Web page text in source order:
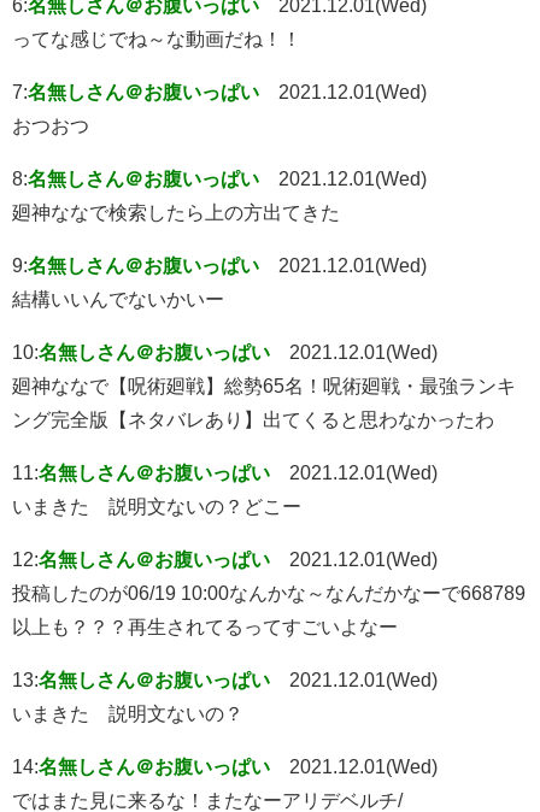
6:名無しさん＠お腹いっぱい
2021.12.01(Wed)
ってな感じでね～な動画だね！！
7:名無しさん＠お腹いっぱい
2021.12.01(Wed)
おつおつ
8:名無しさん＠お腹いっぱい
2021.12.01(Wed)
廻神ななで検索したら上の方出てきた
9:名無しさん＠お腹いっぱい
2021.12.01(Wed)
結構いいんでないかいー
10:名無しさん＠お腹いっぱい
2021.12.01(Wed)
廻神ななで【呪術廻戦】総勢65名！呪術廻戦・最強ランキ
ング完全版【ネタバレあり】出てくると思わなかったわ
11:名無しさん＠お腹いっぱい
2021.12.01(Wed)
いまきた 説明文ないの？どこー
12:名無しさん＠お腹いっぱい
2021.12.01(Wed)
投稿したのが06/19 10:00なんかな～なんだかなーで668789
以上も？？？再生されてるってすごいよなー
13:名無しさん＠お腹いっぱい
2021.12.01(Wed)
いまきた 説明文ないの？
14:名無しさん＠お腹いっぱい
2021.12.01(Wed)
ではまた見に来るな！またなーアリデベルチ/